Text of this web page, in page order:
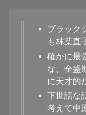
ブラック
も林葉直
確かに最
な。全盛
に天才的
下世話な
考えて中